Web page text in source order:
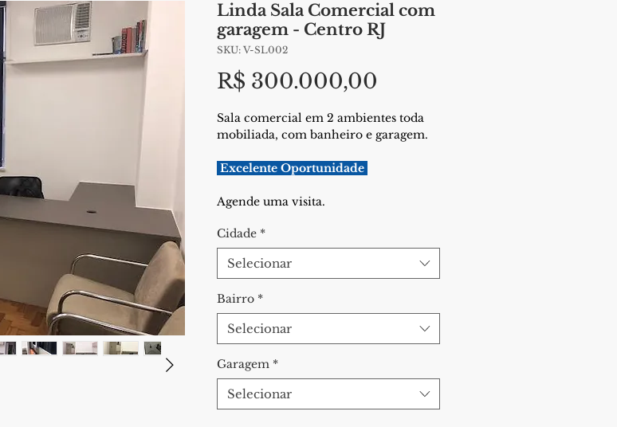
Linda Sala Comercial com
garagem - Centro RJ
SKU: V-SL002
R$ 300.000,00
Sala comercial em 2 ambientes toda
mobiliada, com banheiro e garagem.
Excelente Oportunidade
Agende uma visita.
Cidade *
Selecionar
Bairro *
Selecionar
Garagem *
Selecionar